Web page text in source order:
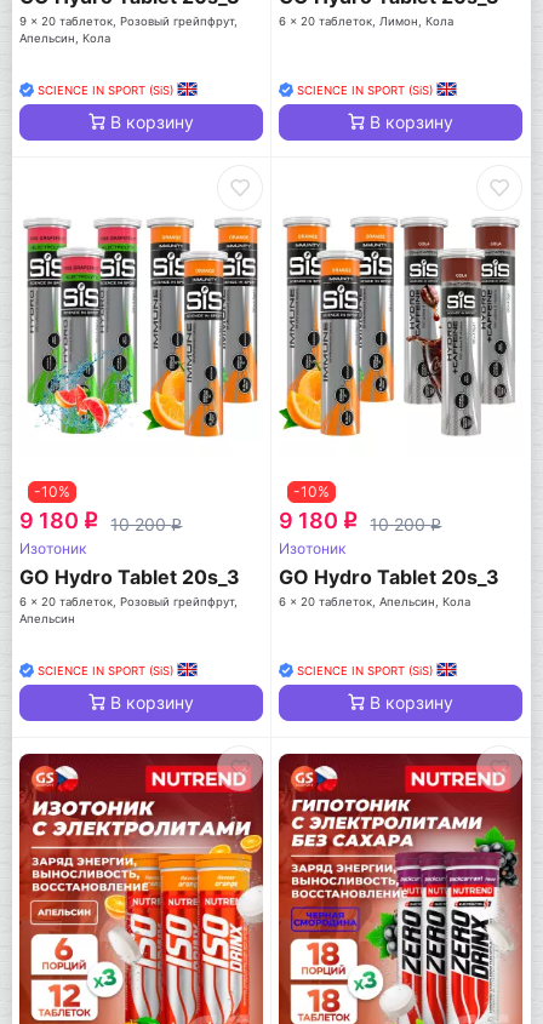
9 x 20 таблеток, Розовый грейпфрут,
Апельсин, Кола
SCIENCE IN SPORT (SiS)
В корзину
6 x 20 таблеток, Лимон, Кола
SCIENCE IN SPORT (SiS)
В корзину
-10%
9 180 q 10 200q
Изотоник
GO Hydro Tablet 20s_3
6 x 20 таблеток, Розовый грейпфрут,
Апельсин
SCIENCE IN SPORT (SiS)
В корзину
-10%
9 180 q 10 200q
Изотоник
GO Hydro Tablet 20s_3
6 x 20 таблеток, Апельсин, Кола
SCIENCE IN SPORT (SiS)
В корзину